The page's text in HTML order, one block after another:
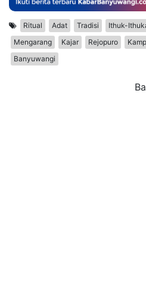
Ritual Adat Tradisi Ithuk-
Mengarang
Kajar Rejopuro
Banyuwangi